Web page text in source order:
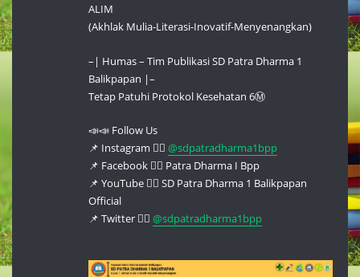
ALIM
(Akhlak Mulia-Literasi-Inovatif-Menyenangkan)
–| Humas – Tim Publikasi SD Patra Dharma 1
Balikpapan |–
Tetap Patuhi Protokol Kesehatan 6Ⓜ️
📣📣 Follow Us
📌 Instagram 👉🏻@sdpatradharma1bpp
📌 Facebook 👉🏻 Patra Dharma I Bpp
📌 YouTube 👉🏻 SD Patra Dharma 1 Balikpapan
Official
📌 Twitter 👉🏻@sdpatradharma1bpp